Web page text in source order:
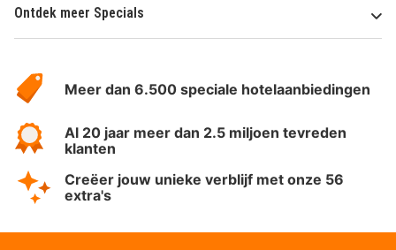
Ontdek meer Specials
HotelSpecials
Meer dan 6.500 speciale hotelaanbiedingen
Al 20 jaar meer dan 2.5 miljoen tevreden
klanten
Creëer jouw unieke verblijf met onze 56
extra's